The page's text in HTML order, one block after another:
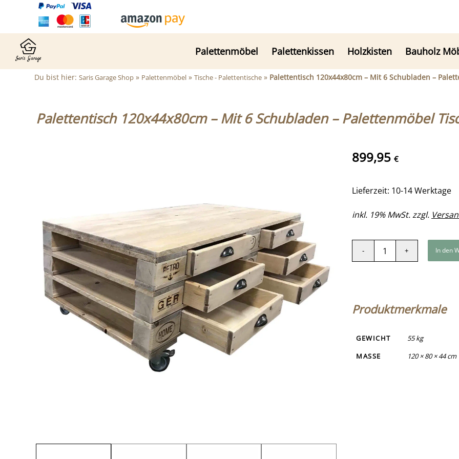
Palettenmöbel Palettenkissen Holzkisten Bauholz
Du bist hier: Saris Garage Shop » Palettenmöbel » Tische - Palettentische » Palettentisch 120x44x80cm – Mit 6 Schubladen –
Palettentisch 120x44x80cm – Mit 6 Schubladen – Palettenmöbel
899,95 €
Lieferzeit: 10-14 Werktage
inkl. 19% MwSt. zzgl.
In den
Produktmerkmale
GEWICHT
55 kg
MASSE
120 × 80 × 44 cm